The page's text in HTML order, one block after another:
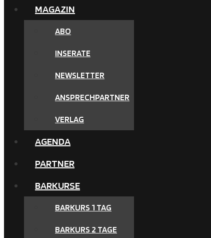
MAGAZIN
ABO
INSERATE
NEWSLETTER
ANSPRECHPARTNER
VERLAG
AGENDA
PARTNER
BARKURSE
BARKURS 1 TAG
BARKURS 2 TAGE